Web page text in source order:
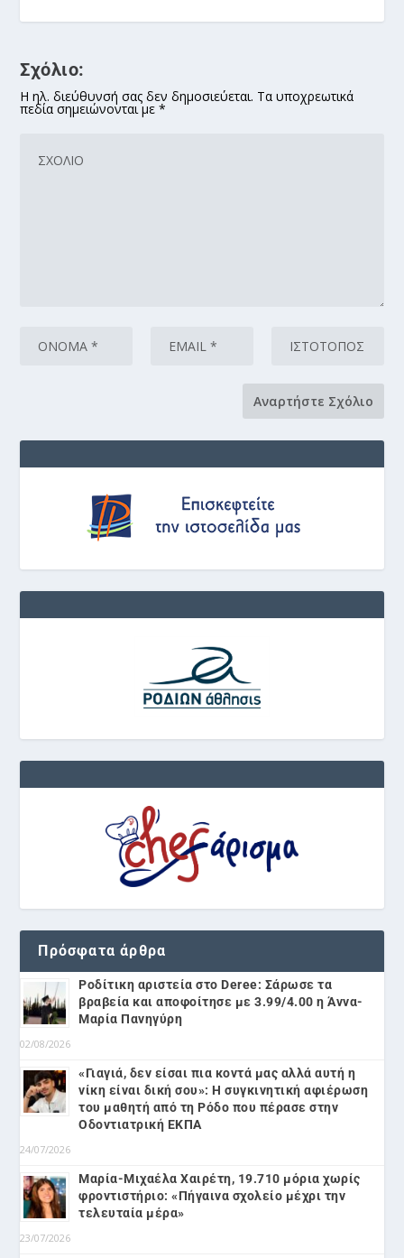
Σχόλιο:
Η ηλ. διεύθυνσή σας δεν δημοσιεύεται. Τα υποχρεωτικά
πεδία σημειώνονται με *
Πρόσφατα άρθρα
Ροδίτικη αριστεία στο Deree: Σάρωσε τα
βραβεία και αποφοίτησε με 3.99/4.00 η Άννα-
Μαρία Πανηγύρη
02/08/2026
«Γιαγιά, δεν είσαι πια κοντά μας αλλά αυτή η
νίκη είναι δική σου»: Η συγκινητική αφιέρωση
του μαθητή από τη Ρόδο που πέρασε στην
Οδοντιατρική ΕΚΠΑ
24/07/2026
Μαρία-Μιχαέλα Χαιρέτη, 19.710 μόρια χωρίς
φροντιστήριο: «Πήγαινα σχολείο μέχρι την
τελευταία μέρα»
23/07/2026